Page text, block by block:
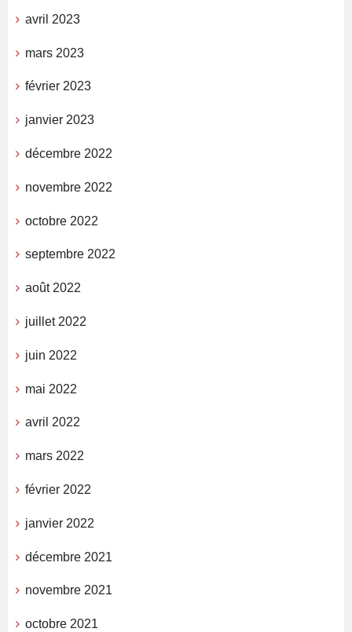
avril 2023
mars 2023
février 2023
janvier 2023
décembre 2022
novembre 2022
octobre 2022
septembre 2022
août 2022
juillet 2022
juin 2022
mai 2022
avril 2022
mars 2022
février 2022
janvier 2022
décembre 2021
novembre 2021
octobre 2021